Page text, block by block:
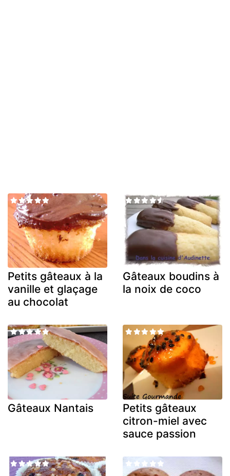
Petits gâteaux à la
vanille et glaçage
au chocolat
Gâteaux boudins à
la noix de coco
Gâteaux Nantais
Petits gâteaux
citron-miel avec
sauce passion